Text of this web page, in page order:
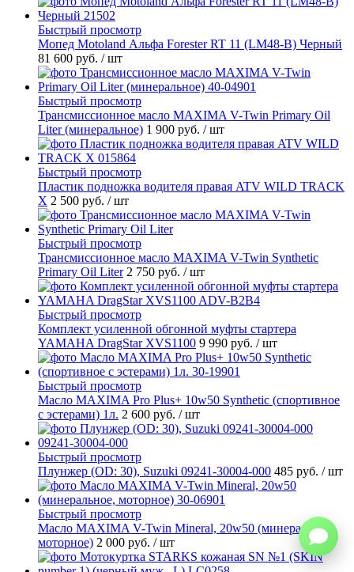
Быстрый просмотр
Мопед Motoland Альфа Forester RT 11 (LM48-B) Черный
81 600 руб. / шт
Быстрый просмотр
Трансмиссионное масло MAXIMA V-Twin Primary Oil
Liter (минеральное) 1 900 руб. / шт
Быстрый просмотр
Пластик подножка водителя правая ATV WILD TRACK
X 2 500 руб. / шт
Быстрый просмотр
Трансмиссионное масло MAXIMA V-Twin Synthetic
Primary Oil Liter 2 750 руб. / шт
Быстрый просмотр
Комплект усиленной обгонной муфты стартера
YAMAHA DragStar XVS1100 9 990 руб. / шт
Быстрый просмотр
Масло MAXIMA Pro Plus+ 10w50 Synthetic (спортивное
с эстерами) 1л. 2 600 руб. / шт
Быстрый просмотр
Плунжер (OD: 30), Suzuki 09241-30004-000 485 руб. / шт
Быстрый просмотр
Масло MAXIMA V-Twin Mineral, 20w50 (минеральное,
моторное) 2 000 руб. / шт